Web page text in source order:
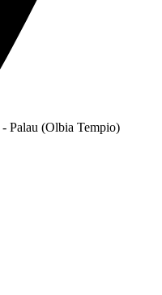
- Palau (Olbia Tempio)